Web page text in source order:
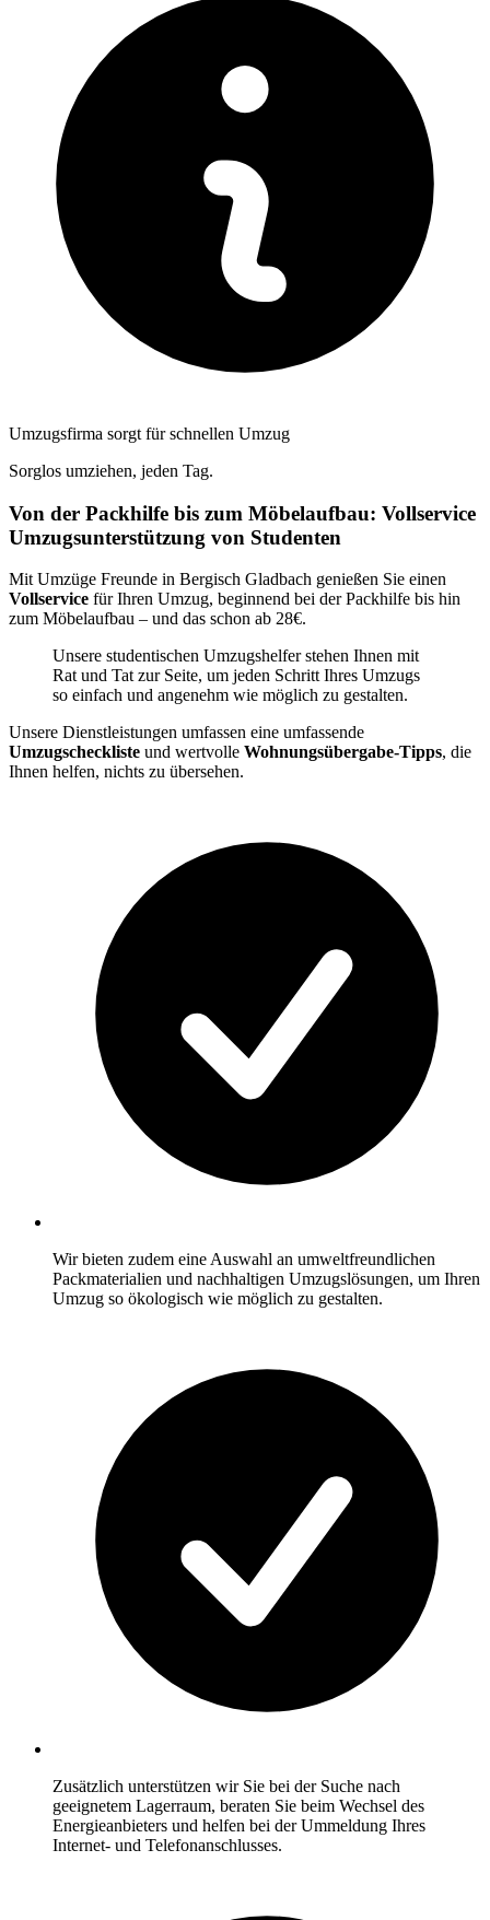
Umzugsfirma sorgt für schnellen Umzug
Sorglos umziehen, jeden Tag.
Von der Packhilfe bis zum Möbelaufbau: Vollservice
Umzugsunterstützung von Studenten
Mit Umzüge Freunde in Bergisch Gladbach genießen Sie einen
Vollservice für Ihren Umzug, beginnend bei der Packhilfe bis hin
zum Möbelaufbau – und das schon ab 28€.
Unsere studentischen Umzugshelfer stehen Ihnen mit
Rat und Tat zur Seite, um jeden Schritt Ihres Umzugs
so einfach und angenehm wie möglich zu gestalten.
Unsere Dienstleistungen umfassen eine umfassende
Umzugscheckliste und wertvolle Wohnungsübergabe-Tipps, die
Ihnen helfen, nichts zu übersehen.
Wir bieten zudem eine Auswahl an umweltfreundlichen
Packmaterialien und nachhaltigen Umzugslösungen, um Ihren
Umzug so ökologisch wie möglich zu gestalten.
Zusätzlich unterstützen wir Sie bei der Suche nach
geeignetem Lagerraum, beraten Sie beim Wechsel des
Energieanbieters und helfen bei der Ummeldung Ihres
Internet- und Telefonanschlusses.